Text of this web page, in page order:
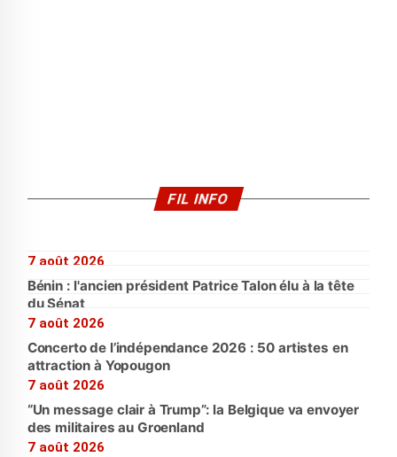
FIL INFO
7 août 2026
Bénin : l'ancien président Patrice Talon élu à la tête
du Sénat
7 août 2026
Concerto de l’indépendance 2026 : 50 artistes en
attraction à Yopougon
7 août 2026
“Un message clair à Trump”: la Belgique va envoyer
des militaires au Groenland
7 août 2026